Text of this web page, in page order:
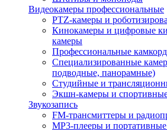
Видеокамеры профессиональные
PTZ-камеры и
Кинокамеры и цифровые
камеры
Профессиональные
Специализированные
подводные, панорамные)
Студийные и
Экшн-камеры и
Звукозапись
FM-трансмиттеры и
MP3-плееры и